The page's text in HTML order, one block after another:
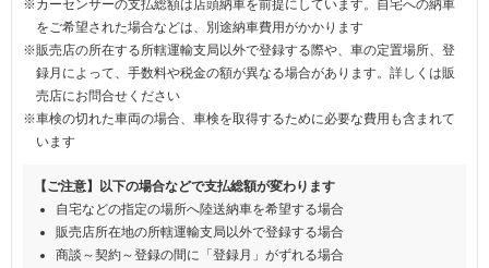
※カーセンサーの支払総額は店頭納車を前提にしています。自宅への納車
をご希望された場合などは、別途納車費用がかかります
※販売店の所在する所轄運輸支局以外で登録する際や、車の定置場所、登
録月によって、手数料や税金の額が異なる場合があります。詳しくは販
売店にお問合せください
※車検の切れた車両の場合、車検を取得するために必要な費用も含まれて
います
【ご注意】以下の場合などで支払総額が変わります
自宅などの指定の場所へ陸送納車を希望する場合
販売店所在地の所轄運輸支局以外で登録する場合
商談～契約～登録の間に「登録月」がずれる場合